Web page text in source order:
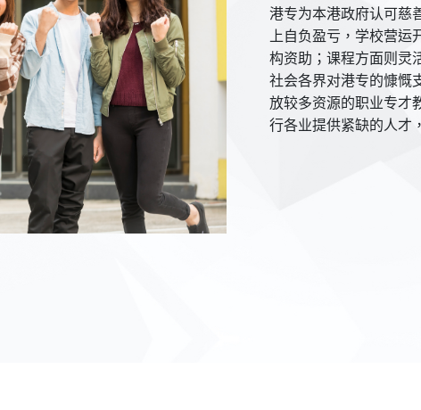
港专为本港政府认可慈
上自负盈亏，学校营
构资助；课程方面则灵
社会各界对港专的慷慨
放较多资源的职业专才
行各业提供紧缺的人才